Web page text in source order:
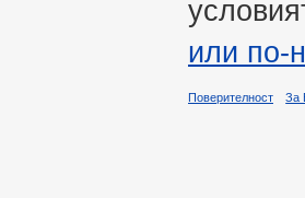
или по-
Поверителност За